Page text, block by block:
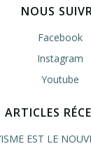
NOUS
Facebook
Instagram
Youtube
ARTICLES
EST LE